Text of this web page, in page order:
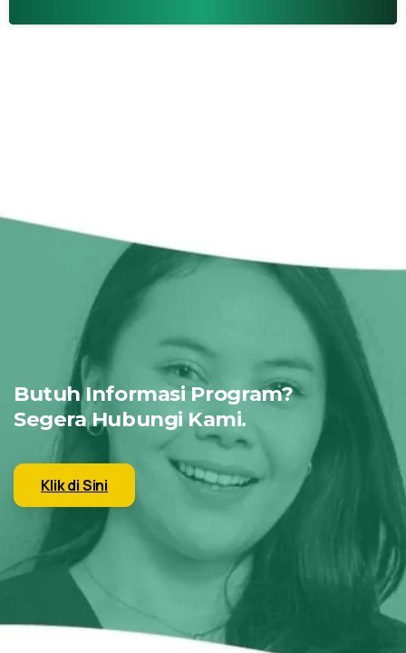
Butuh Informasi Program?
Segera Hubungi Kami.
Klik di Sini